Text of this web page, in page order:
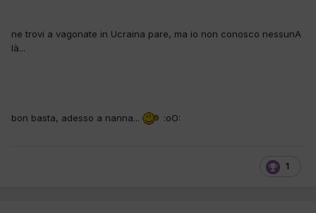
ne trovi a vagonate in Ucraina pare, ma io non conosco nessunA
là...
bon basta, adesso a nanna... :oO:
1